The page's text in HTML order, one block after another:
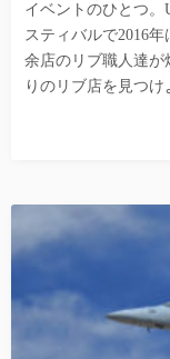
イベントのひとつ。
スティバルで2016
余店のリブ職人達が
りのリブ店を見つけ